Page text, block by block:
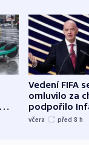
Vedení FIFA
omluvilo za
podpořilo
UEFA trvá na
včera před 8 h